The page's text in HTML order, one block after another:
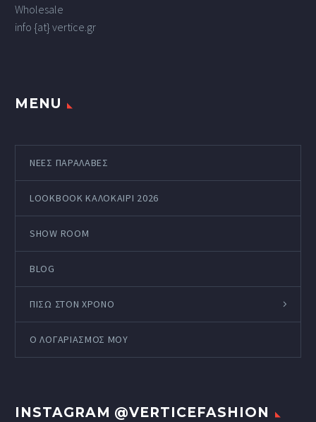
Wholesale
info {at} vertice.gr
MENU
ΝΕΕΣ ΠΑΡΑΛΑΒΕΣ
LOOKBOOK ΚΑΛΟΚΑΊΡΙ 2026
SHOW ROOM
BLOG
ΠΙΣΩ ΣΤΟΝ ΧΡΟΝΟ
Ο ΛΟΓΑΡΙΑΣΜΌΣ ΜΟΥ
INSTAGRAM @VERTICEFASHION